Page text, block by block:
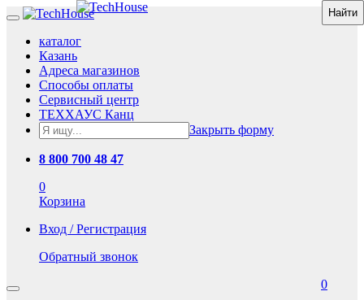
каталог
Казань
Адреса магазинов
Способы оплаты
Сервисный центр
ТЕХХАУС Канц
Закрыть форму
8 800 700 48 47
0
Корзина
Вход / Регистрация
Обратный звонок
0